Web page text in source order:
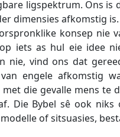
ligspektrum. Ons is
dimensies afkomstig
konsep nie
iets as hul eie idee
nie, vind ons dat
engele afkomstig
met die gevalle mens te
Die Bybel sê ook
of sitsuasies,